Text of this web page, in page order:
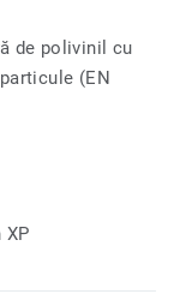
de polivinil cu
(EN
XP